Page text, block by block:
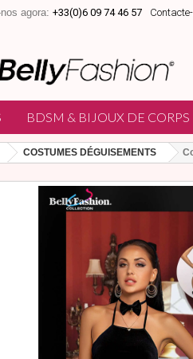
agora: +33(0)6 09 74 46 57
BDSM & BIJOUX DE CORPS
COSTUMES DÉGUISEMENTS